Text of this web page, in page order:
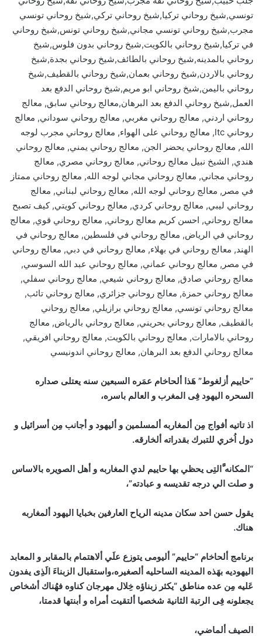
تونسي,شيخ روحاني تركيا,شيخ روحاني تركي,شيخ روحاني تونسي
مجرب,شيخ روحاني تونسي مجاني,شيخ روحاني تونس,شيخ روحاني
في تركيا,شيخ روحاني بالكويت,شيخ روحاني بدون فلوس,شيخ
روحاني بالمدينه,شيخ روحاني بالطائف,شيخ روحاني بجدة,شيخ
روحاني بالاردن,شيخ روحاني بعمان,شيخ روحاني بالقطيف,شيخ
روحاني باليمن,شيخ روحاني ابو مريم,شيخ روحاني الدفع بعد
العمل,شيخ روحاني الدفع بعد البرهان,معالج روحاني سابق, معالج
روحاني اردني, معالج روحاني مغربي, معالج روحاني سوداني, معالج
روحاني ltc, معالج روحاني على الهواء, معالج روحاني مجرب لوجه
الله, معالج روحاني يحضر الجن, معالج روحاني يمني, معالج روحاني
هندي, الشيخ نبيل معالج روحاني, معالج روحاني مصري, معالج
روحاني مجاني, معالج روحاني مجاني لوجه الله, معالج روحاني ممتاز
في مصر, معالج روحاني لوجه الله, معالج روحاني لبناني, معالج
روحاني ليبي, معالج روحاني كردي, معالج روحاني كويتي, كيف تصبح
معالج روحاني, احسن كريم معالج روحاني, معالج روحاني قوي, معالج
روحاني في الرياض, معالج روحاني في فلسطين, معالج روحاني في
الهند, معالج روحاني في بهلاء, معالج روحاني في دبي, معالج روحاني
في مصر, معالج روحاني عماني, معالج روحاني عبد الله السوسي,
معالج روحاني صادق, معالج روحاني شيعي, معالج روحاني سفلي,
معالج روحاني حمزة, معالج روحاني جزائري, معالج روحاني تائب,
معالج روحاني تونسي, معالج روحاني برازيلي, معالج روحاني
بالقطيف, معالج روحاني بحريني, معالج روحاني بالرياض, معالج
روحاني بالامارات, معالج روحاني بالكويت, معالج روحاني افريقي,
معالج روحاني الدفع بعد البرهان, معالج روحاني اندونيسي
”حاييم أزلغوط” هَذا ألحاخام عمَره السبعين سنه يعتلى صداره
السحره اليهود فِى المغرب و العالم باسره،
اذ تاتيه أفواج مِن ألمغاربه ألمسلمين و أليهود و أجانب مِن أسرائيل و
دول اُخري للتبرك بقدراته ألخارقه.
“المكانه َّالتِى يحظي بها حاييم لدي المغاربه و أهل الصويره بالاساس
و صلت الي درجه تقديسه و عبادته”،
يقول حسن احد سكان مدينه الرياح العارفين بخبايا اليهود ألمغاربه
هناك.
برنامج ألحاخام “حاييم” أليومى يتوزع علَي ألاهتمام بالمقابر و المعابد
اليهوديه بهَذه المدينه الساحليه ألصغيره،واستقبال الزبناءَ الَذِى يفدون
عَليه مِن عده مناطق “يكثر زبناؤه خِلال مهرجان كناوه فهُناك أشخاص
يجعلونه فِى الرتبة الثانية شخصيا ألتقيت أمراه و أبنتها قدمتا،
الصيف ألماضي،